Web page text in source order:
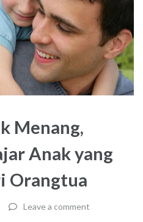
Menang,
Anak yang
Orangtua
Leave a comment